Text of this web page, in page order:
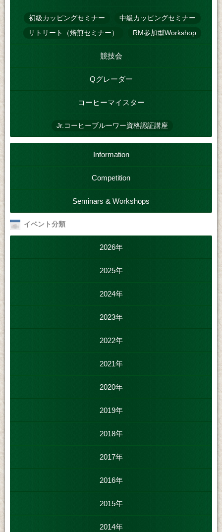
初級カッピングセミナー
中級カッピングセミナー
リトリート（焙煎セミナー）
RM参加型Workshop
競技会
Qグレーダー
コーヒーマイスター
Jr.コーヒーブルーワー資格認証講座
Information
Competition
Seminars & Workshops
イベント分類
2026年
2025年
2024年
2023年
2022年
2021年
2020年
2019年
2018年
2017年
2016年
2015年
2014年